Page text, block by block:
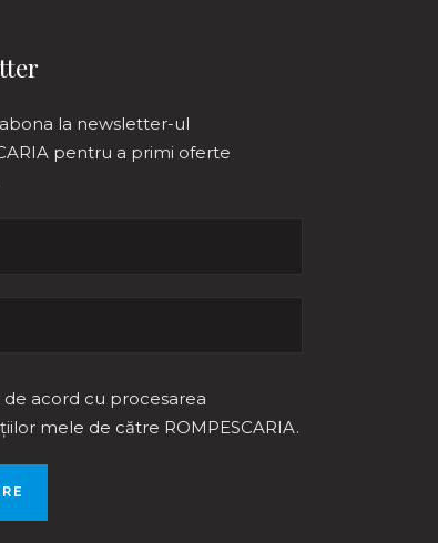
la newsletter-ul
pentru a primi oferte
de acord cu procesarea
mele de către ROMPESCARIA.